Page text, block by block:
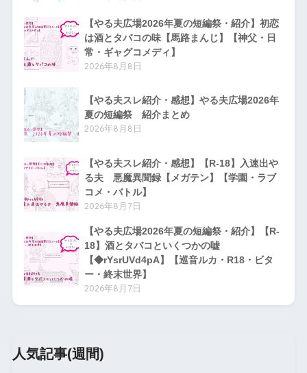
【やる夫広場2026年夏の短編祭・紹介】初恋
は酒とタバコの味【馬路まんじ】【神父・日
常・ギャグコメディ】
2026年8月8日
【やる夫スレ紹介・感想】やる夫広場2026年
夏の短編祭 紹介まとめ
2026年8月8日
【やる夫スレ紹介・感想】【R-18】入速出や
る夫 悪魔異聞録【メガテン】【学園・ラブ
コメ・バトル】
2026年8月7日
【やる夫広場2026年夏の短編祭・紹介】【R-
18】酒とタバコといくつかの嘘
【◆rYsrUVd4pA】【巡音ルカ・R18・ビタ
ー・終末世界】
2026年8月7日
人気記事(週間)